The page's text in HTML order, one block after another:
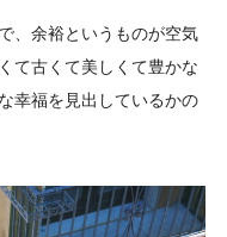
、余裕というものが空気
て古くて美しくて豊かな
幸福を見出しているかの